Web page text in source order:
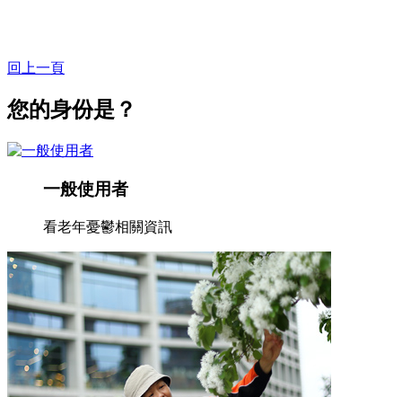
回上一頁
您的身份是？
一般使用者
看老年憂鬱相關資訊